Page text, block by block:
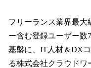
！
数
を
読
み
フリーランス業界最大
ー含む登録ユーザー数
基盤に、IT人材＆DX
る株式会社クラウド